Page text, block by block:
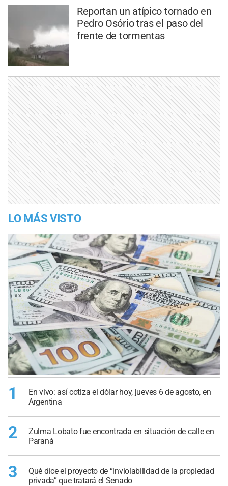
Reportan un atípico tornado en
Pedro Osório tras el paso del
frente de tormentas
LO MÁS VISTO
1
En vivo: así cotiza el dólar hoy, jueves 6 de agosto, en
Argentina
2
Zulma Lobato fue encontrada en situación de calle en
Paraná
3
Qué dice el proyecto de “inviolabilidad de la propiedad
privada” que tratará el Senado